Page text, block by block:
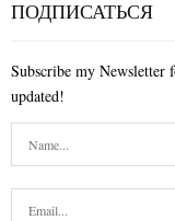
ПОДПИСАТЬСЯ
Subscribe my Newsletter
updated!